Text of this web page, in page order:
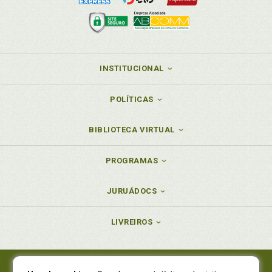
possibilidade de ressignificação. Rosana Zanella, p.
V
Viela. Entre vulcões, abismos e vielas: (inquiet)ações
e potências na prática gestáltica com adolescentes
e jovens hoje. Laura Cristina de Toledo Quadros, p.
Vulcão. Entre vulcões, abismos e vielas:
adolescentes e jovens hoje. Laura Cristina de Toledo
INSTITUCIONAL
POLÍTICAS
BIBLIOTECA VIRTUAL
PROGRAMAS
JURUÁDOCS
LIVREIROS